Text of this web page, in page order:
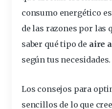
consumo energético
de las razones por las
saber qué tipo de aire
según tus necesidades.
Los consejos para
sencillos de lo que